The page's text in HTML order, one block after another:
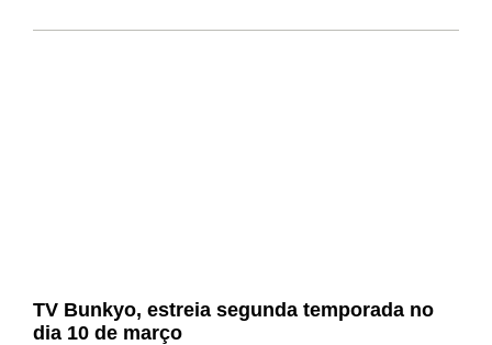
TV Bunkyo, estreia segunda temporada no
dia 10 de março